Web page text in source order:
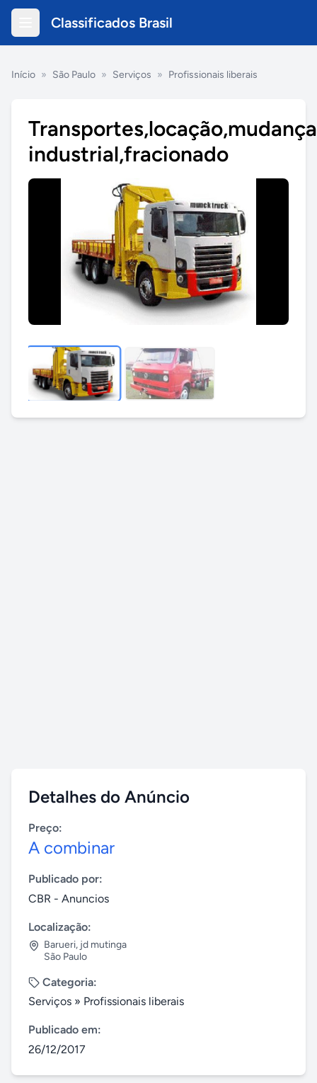
Classificados Brasil
Início » São Paulo » Serviços » Profissionais liberais
industrial,fracionado
Detalhes do Anúncio
Preço:
A combinar
Publicado por:
CBR - Anuncios
Localização:
Barueri, jd mutinga
São Paulo
Categoria:
Serviços » Profissionais liberais
Publicado em:
26/12/2017